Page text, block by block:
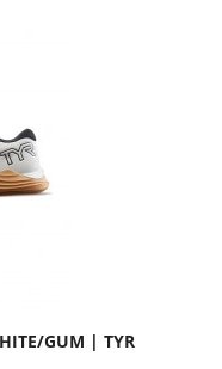
GUM | TYR